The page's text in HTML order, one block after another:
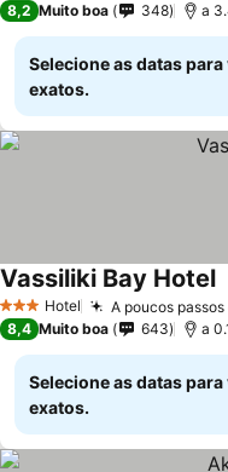
8,2 Muito boa 348 a
Selecione as datas
exatos.
3 EstrelasHotel A poucos
Vassiliki Bay Hotel
8,4 Muito boa 643 a
Selecione as datas
exatos.